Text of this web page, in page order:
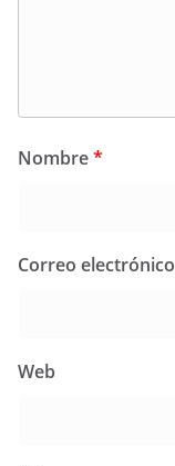
Nombre*
Correo electrónico
Web